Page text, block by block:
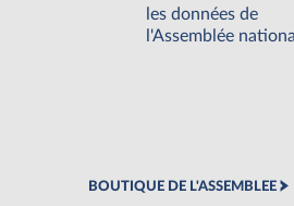
les données de
l'Assemblée
BOUTIQUE DE L'ASSEMBLEE